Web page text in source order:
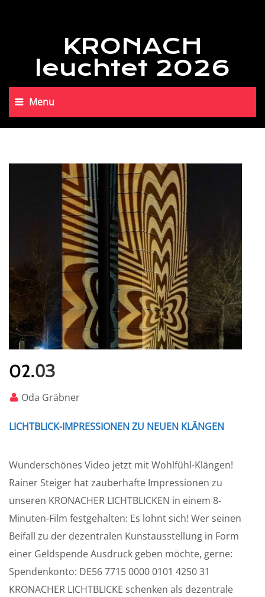
KRONACH
leuchtet 2026
Menu
02.03
Oda Gräbner
LICHTBLICK-IMPRESSIONEN ZU NEUEN KLÄNGEN
Wunderschönes Video jetzt mit Wohlfühl-Klängen!
Rainer Steiger hat zauberhafte Impressionen zu
unseren KRONACHER LICHTBLICKEN in einem 8-
Minuten-Film festgehalten: Es lohnt sich! Wer seinen
Beifall zu der dezentralen Kunstausstellung in Form
einer Geldspende Ausdruck geben möchte, gerne:
Spendenkonto: DE56 7715 0000 0101 4250 31
KRONACHER LICHTBLICKE schenken als dezentrale